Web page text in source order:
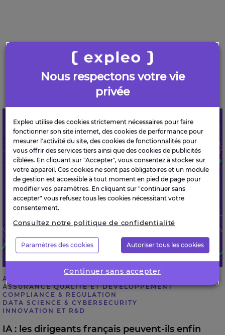
NEWS & INSIGHTS
Perspectives
tranquille ?
ACTUALITÉ
ARTIFICIAL INTELLIGENCE & ROBOTICS
ASSURANCE QUALITÉ ET DÉVELOPPEMENT
COMPLIANCE & REGULATION
DATA SCIENCE & CYBERSECURITY
INNOVATION ET R&D
IA : les dirigeants français peuvent-ils enfin
Nous respectons votre vie
privée
Expleo utilise des cookies strictement nécessaires pour faire
fonctionner son site internet, des cookies de performance pour
mesurer l'activité du site, des cookies de fonctionnalités pour
vous offrir des services tiers ainsi que des cookies de publicités
ciblées. En cliquant sur "Accepter", vous consentez à stocker sur
votre appareil. Ces cookies ne sont pas obligatoires et un module
de gestion est accessible à tout moment en pied de page pour
modifier vos paramètres. En cliquant sur "continuer sans
accepter" vous refusez tous les cookies nécessitant votre
consentement.
Consultez notre politique de confidentialité
Paramètres des cookies Autoriser tous les cookies
Continuer sans accepter